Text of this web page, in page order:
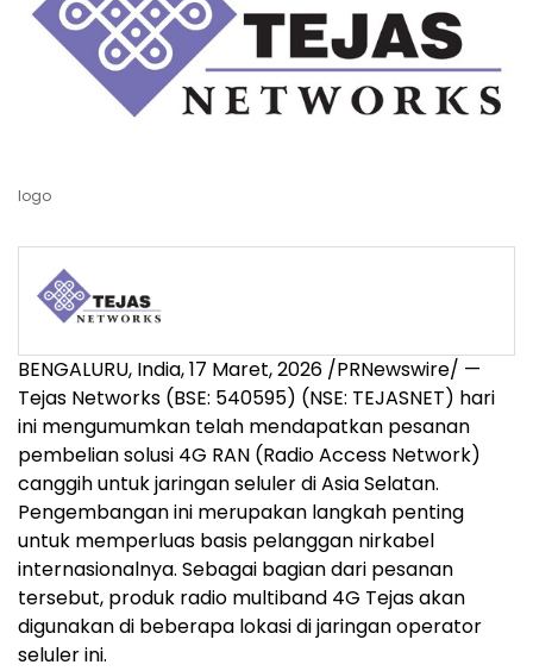
logo
BENGALURU, India,17 Maret, 2026 /PRNewswire/ —
Tejas Networks (BSE: 540595) (NSE: TEJASNET) hari
ini mengumumkan telah mendapatkan pesanan
pembelian solusi 4G RAN (Radio Access Network)
canggih untuk jaringan seluler di Asia Selatan.
Pengembangan ini merupakan langkah penting
untuk memperluas basis pelanggan nirkabel
internasionalnya. Sebagai bagian dari pesanan
tersebut, produk radio multiband 4G Tejas akan
digunakan di beberapa lokasi di jaringan operator
seluler ini.